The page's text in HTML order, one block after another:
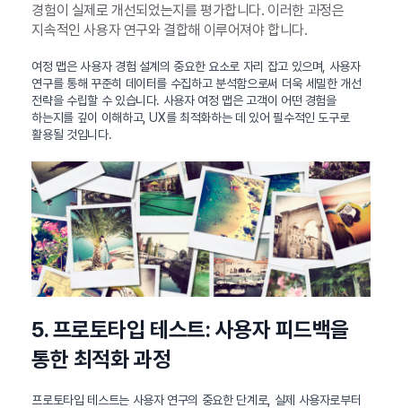
경험이 실제로 개선되었는지를 평가합니다. 이러한 과정은
지속적인 사용자 연구와 결합해 이루어져야 합니다.
여정 맵은 사용자 경험 설계의 중요한 요소로 자리 잡고 있으며, 사용자
연구를 통해 꾸준히 데이터를 수집하고 분석함으로써 더욱 세밀한 개선
전략을 수립할 수 있습니다. 사용자 여정 맵은 고객이 어떤 경험을
하는지를 깊이 이해하고, UX를 최적화하는 데 있어 필수적인 도구로
활용될 것입니다.
5. 프로토타입 테스트: 사용자 피드백을
통한 최적화 과정
프로토타입 테스트는 사용자 연구의 중요한 단계로, 실제 사용자로부터